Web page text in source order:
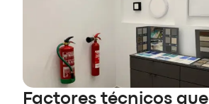
Factores técnicos que